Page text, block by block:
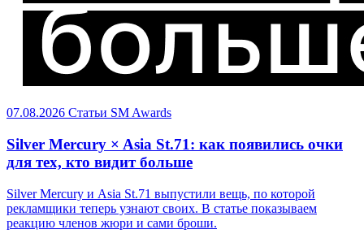
07.08.2026 Статьи SM Awards
Silver Mercury × Asia St.71: как появились очки
для тех, кто видит больше
Silver Mercury и Asia St.71 выпустили вещь, по которой
рекламщики теперь узнают своих. В статье показываем
реакцию членов жюри и сами броши.